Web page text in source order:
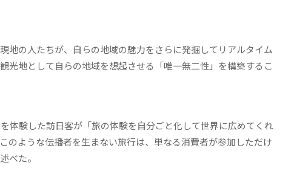
の人たちが、自らの地域の魅力をさらに発掘してリアルタイム
光地として自らの地域を想起させる「唯一無二性」を構築するこ
体験した訪日客が「旅の体験を自分ごと化して世界に広めてくれ
のような伝播者を生まない旅行は、単なる消費者が参加しただけ
べた。